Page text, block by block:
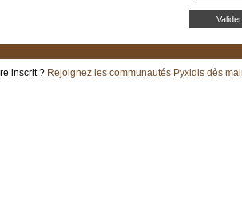
inscrit ? Rejoignez les communautés Pyxidis dès